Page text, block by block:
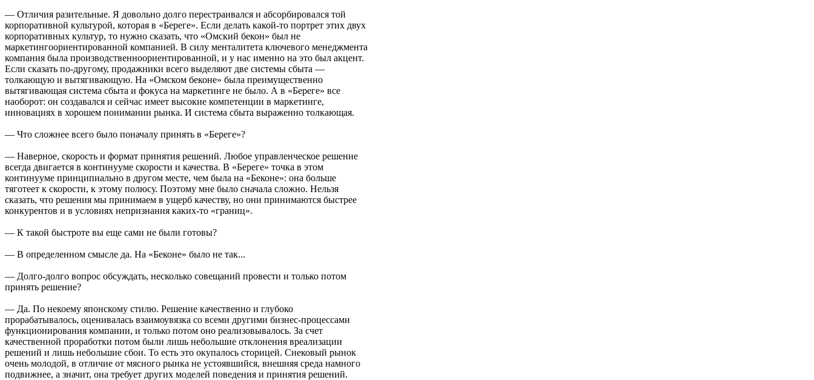
— Отличия разительные. Я довольно долго перестраивался и абсорбировался той
корпоративной культурой, которая в «Береге». Если делать какой-то портрет этих двух
корпоративных культур, то нужно сказать, что «Омский бекон» был не
маркетингоориентированной компанией. В силу менталитета ключевого менеджмента
компания была производственноориентированной, и у нас именно на это был акцент.
Если сказать по-другому, продажники всего выделяют две системы сбыта —
толкающую и вытягивающую. На «Омском беконе» была преимущественно
вытягивающая система сбыта и фокуса на маркетинге не было. А в «Береге» все
наоборот: он создавался и сейчас имеет высокие компетенции в маркетинге,
инновациях в хорошем понимании рынка. И система сбыта выраженно толкающая.
— Что сложнее всего было поначалу принять в «Береге»?
— Наверное, скорость и формат принятия решений. Любое управленческое решение
всегда двигается в континууме скорости и качества. В «Береге» точка в этом
континууме принципиально в другом месте, чем была на «Беконе»: она больше
тяготеет к скорости, к этому полюсу. Поэтому мне было сначала сложно. Нельзя
сказать, что решения мы принимаем в ущерб качеству, но они принимаются быстрее
конкурентов и в условиях непризнания каких-то «границ».
— К такой быстроте вы еще сами не были готовы?
— В определенном смысле да. На «Беконе» было не так...
— Долго-долго вопрос обсуждать, несколько совещаний провести и только потом
принять решение?
— Да. По некоему японскому стилю. Решение качественно и глубоко
прорабатывалось, оценивалась взаимоувязка со всеми другими бизнес-процессами
функционирования компании, и только потом оно реализовывалось. За счет
качественной проработки потом были лишь небольшие отклонения вреализации
решений и лишь небольшие сбои. То есть это окупалось сторицей. Снековый рынок
очень молодой, в отличие от мясного рынка не устоявшийся, внешняя среда намного
подвижнее, а значит, она требует других моделей поведения и принятия решений.